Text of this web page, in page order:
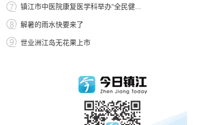
镇江市中医院康复医学科举办“全民健...
解暑的雨水快要来了
世业洲江岛无花果上市